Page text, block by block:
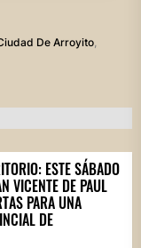
De Arroyito,
ESTE SÁBADO
VICENTE DE PAUL
PARA UNA
DE